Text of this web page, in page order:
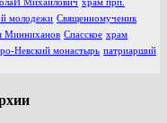
Михайлович храм прп.
молодежи Священномученик
Минниханов Спасское храм
Невский монастырь патриарший